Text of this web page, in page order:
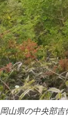
岡山県の中央部